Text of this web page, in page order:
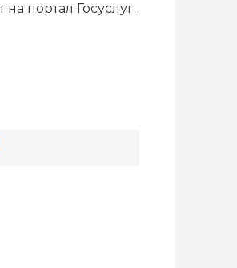
портал Госуслуг.